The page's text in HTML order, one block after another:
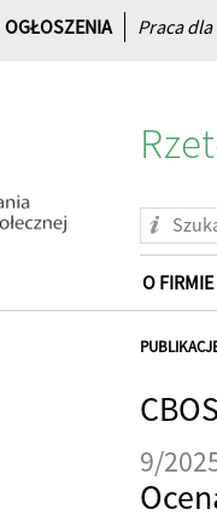
OGŁOSZENIA Praca
O FIRMIE
CBOS
9/